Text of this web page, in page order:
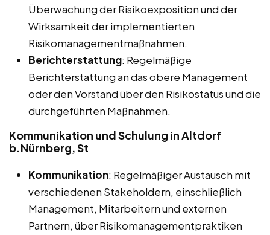
Überwachung der Risikoexposition und der
Wirksamkeit der implementierten
Risikomanagementmaßnahmen.
Berichterstattung: Regelmäßige
Berichterstattung an das obere Management
oder den Vorstand über den Risikostatus und die
durchgeführten Maßnahmen.
Kommunikation und Schulung in Altdorf
b.Nürnberg, St
Kommunikation: Regelmäßiger Austausch mit
verschiedenen Stakeholdern, einschließlich
Management, Mitarbeitern und externen
Partnern, über Risikomanagementpraktiken